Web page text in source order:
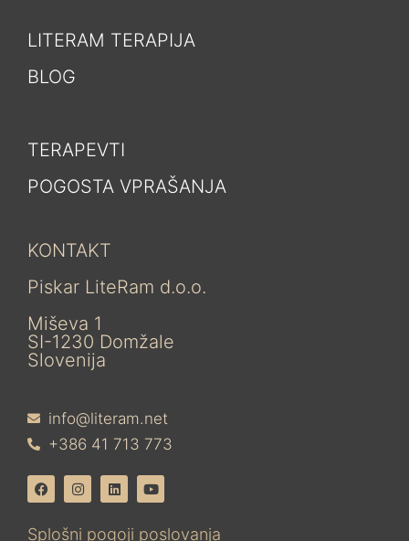
LITERAM TERAPIJA
BLOG
TERAPEVTI
POGOSTA VPRAŠANJA
KONTAKT
Piskar LiteRam d.o.o.
Miševa 1
SI-1230 Domžale
Slovenija
info@literam.net
+386 41 713 773
Splošni pogoji poslovanja